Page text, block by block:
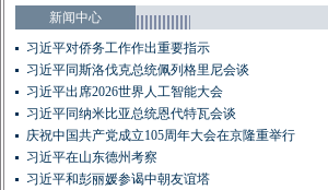
新闻中心
习近平对侨务工作作出重要指示
习近平同斯洛伐克总统佩列格里尼会谈
习近平出席2026世界人工智能大会
习近平同纳米比亚总统恩代特瓦会谈
庆祝中国共产党成立105周年大会在京隆重举行
习近平在山东德州考察
习近平和彭丽媛参谒中朝友谊塔